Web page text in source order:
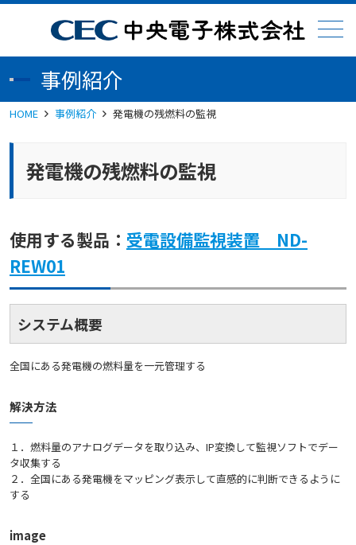
メニュー
事例紹介
HOME 事例紹介 発電機の残燃料の監視
発電機の残燃料の監視
使用する製品： 受電設備監視装置 ND-
REW01
システム概要
全国にある発電機の燃料量を一元管理する
解決方法
１．燃料量のアナログデータを取り込み、IP変換して監視ソフトでデー
タ収集する
２．全国にある発電機をマッピング表示して直感的に判断できるように
する
image